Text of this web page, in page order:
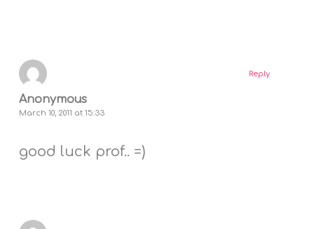
Anonymous
March 10, 2011 at 15:33
good luck prof.. =)
Reply